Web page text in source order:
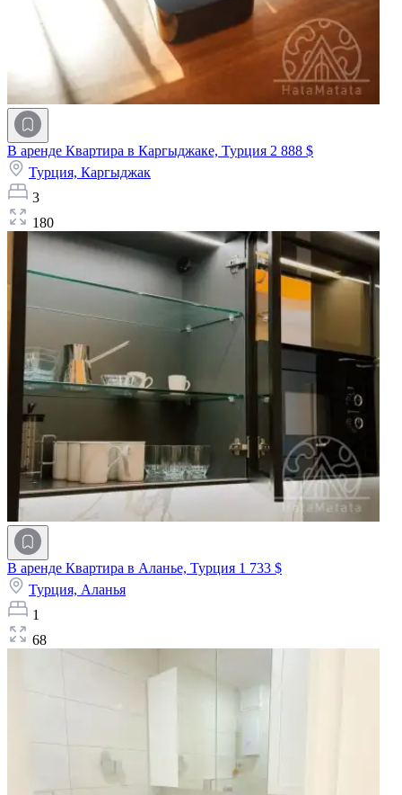
В аренде Квартира в Каргыджаке, Турция 2 888 $
Турция, Каргыджак
3
180
В аренде Квартира в Аланье, Турция 1 733 $
Турция, Аланья
1
68